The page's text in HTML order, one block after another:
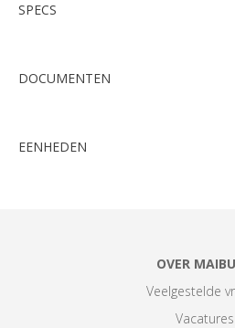
SPECS
DOCUMENTEN
EENHEDEN
OVER
Veelgestelde
Vacatures